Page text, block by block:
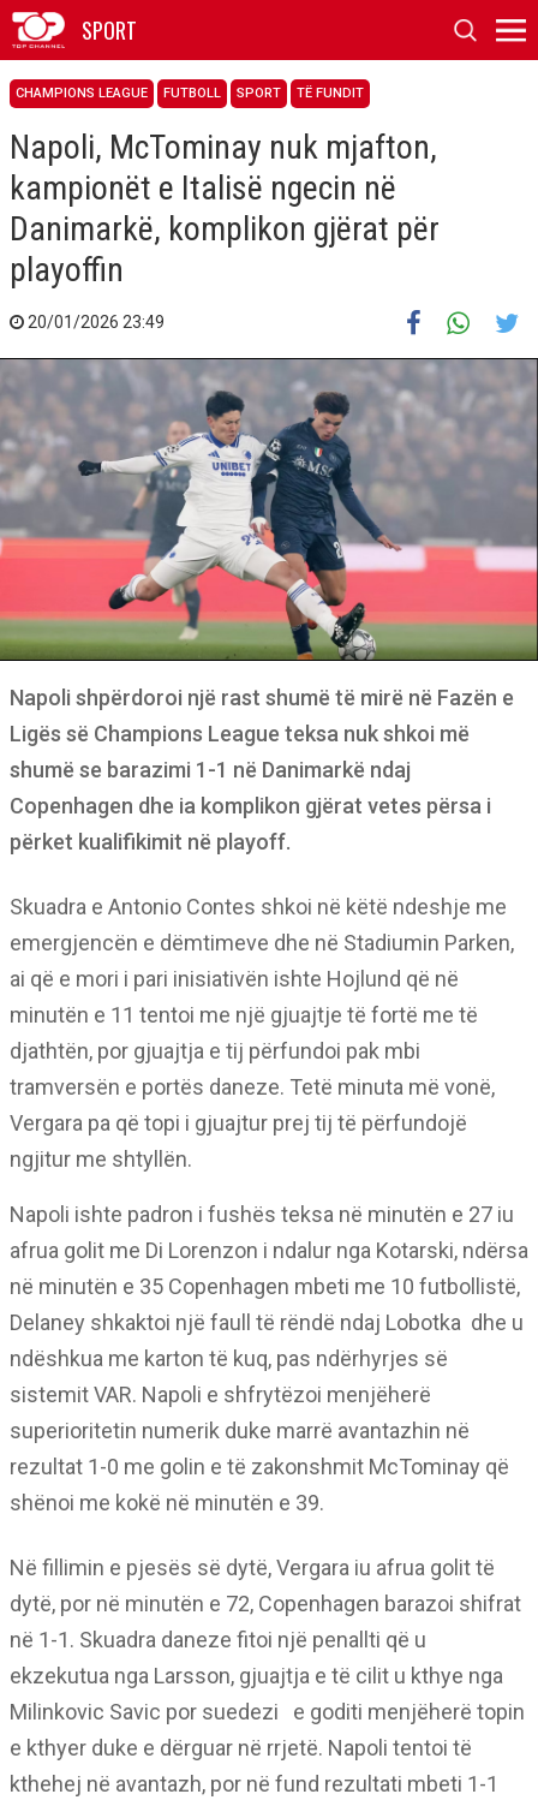
SPORT
CHAMPIONS LEAGUE FUTBOLL SPORT TË FUNDIT
Napoli, McTominay nuk mjafton,
kampionët e Italisë ngecin në
Danimarkë, komplikon gjërat për
playoffin
20/01/2026 23:49
Napoli shpërdoroi një rast shumë të mirë në Fazën e
Ligës së Champions League teksa nuk shkoi më
shumë se barazimi 1-1 në Danimarkë ndaj
Copenhagen dhe ia komplikon gjërat vetes përsa i
përket kualifikimit në playoff.
Skuadra e Antonio Contes shkoi në këtë ndeshje me
emergjencën e dëmtimeve dhe në Stadiumin Parken,
ai që e mori i pari inisiativën ishte Hojlund që në
minutën e 11 tentoi me një gjuajtje të fortë me të
djathtën, por gjuajtja e tij përfundoi pak mbi
tramversën e portës daneze. Tetë minuta më vonë,
Vergara pa që topi i gjuajtur prej tij të përfundojë
ngjitur me shtyllën.
Napoli ishte padron i fushës teksa në minutën e 27 iu
afrua golit me Di Lorenzon i ndalur nga Kotarski, ndërsa
në minutën e 35 Copenhagen mbeti me 10 futbollistë,
Delaney shkaktoi një faull të rëndë ndaj Lobotka dhe u
ndëshkua me karton të kuq, pas ndërhyrjes së
sistemit VAR. Napoli e shfrytëzoi menjëherë
superioritetin numerik duke marrë avantazhin në
rezultat 1-0 me golin e të zakonshmit McTominay që
shënoi me kokë në minutën e 39.
Në fillimin e pjesës së dytë, Vergara iu afrua golit të
dytë, por në minutën e 72, Copenhagen barazoi shifrat
në 1-1. Skuadra daneze fitoi një penallti që u
ekzekutua nga Larsson, gjuajtja e të cilit u kthye nga
Milinkovic Savic por suedezi
e goditi menjëherë topin
e kthyer duke e dërguar në rrjetë. Napoli tentoi të
kthehej në avantazh, por në fund rezultati mbeti 1-1